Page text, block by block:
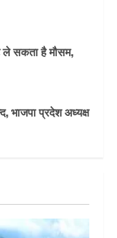
ले सकता है मौसम,
भाजपा प्रदेश अध्यक्ष